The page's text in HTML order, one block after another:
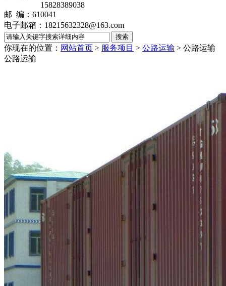
15828389038
邮 编：610041
电子邮箱：18215632328@163.com
你现在的位置： 网站首页 > 服务项目 > 公路运输 > 公路运输
公路运输